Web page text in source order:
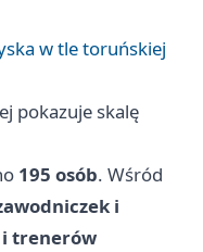
w tle toruńskiej
pokazuje skalę
195 osób. Wśród
i
trenerów